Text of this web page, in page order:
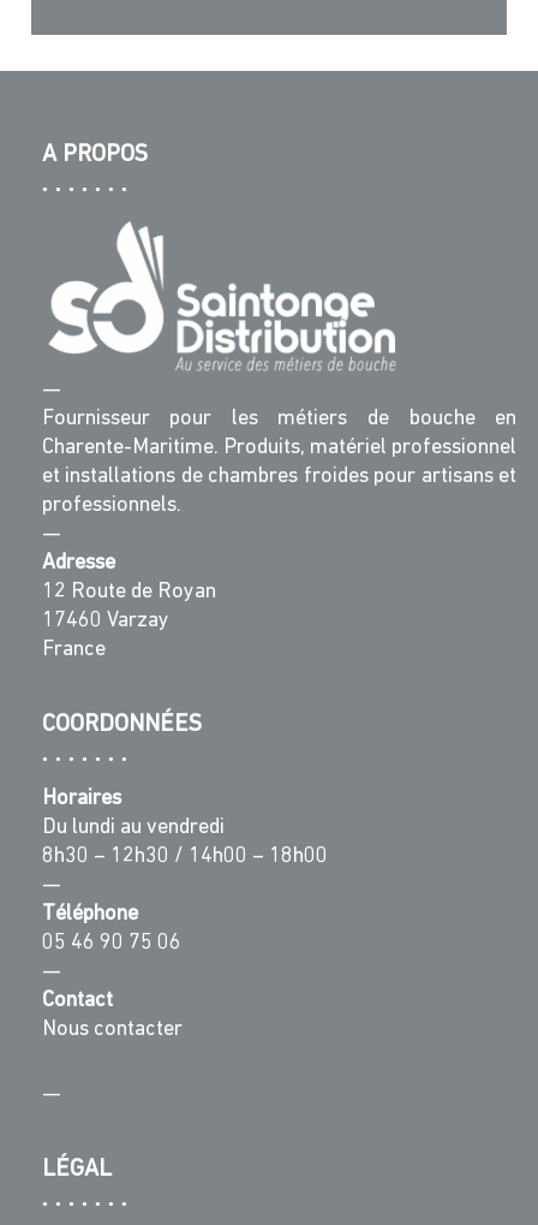
A PROPOS
—
Fournisseur pour les métiers de bouche en
Charente-Maritime. Produits, matériel professionnel
et installations de chambres froides pour artisans et
professionnels.
—
Adresse
12 Route de Royan
17460 Varzay
France
COORDONNÉES
Horaires
Du lundi au vendredi
8h30 – 12h30 / 14h00 – 18h00
—
Téléphone
05 46 90 75 06
—
Contact
Nous contacter
—
LÉGAL